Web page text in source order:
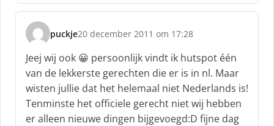
e
f
:
puckje
s
c
h
r
e
e
f
20 december 2011 om 17:28
Jeej wij ook 😀 persoonlijk vindt ik hutspot één
van de lekkerste gerechten die er is in nl. Maar
wisten jullie dat het helemaal niet Nederlands is!
Tenminste het officiele gerecht niet wij hebben
er alleen nieuwe dingen bijgevoegd:D fijne dag